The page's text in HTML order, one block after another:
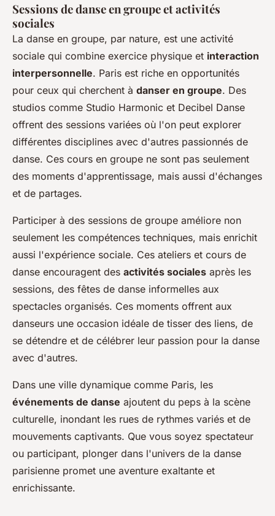
Sessions de danse en groupe et activités
sociales
La danse en groupe, par nature, est une activité
sociale qui combine exercice physique et interaction
interpersonnelle. Paris est riche en opportunités
pour ceux qui cherchent à danser en groupe. Des
studios comme Studio Harmonic et Decibel Danse
offrent des sessions variées où l'on peut explorer
différentes disciplines avec d'autres passionnés de
danse. Ces cours en groupe ne sont pas seulement
des moments d'apprentissage, mais aussi d'échanges
et de partages.
Participer à des sessions de groupe améliore non
seulement les compétences techniques, mais enrichit
aussi l'expérience sociale. Ces ateliers et cours de
danse encouragent des activités sociales après les
sessions, des fêtes de danse informelles aux
spectacles organisés. Ces moments offrent aux
danseurs une occasion idéale de tisser des liens, de
se détendre et de célébrer leur passion pour la danse
avec d'autres.
Dans une ville dynamique comme Paris, les
événements de danse ajoutent du peps à la scène
culturelle, inondant les rues de rythmes variés et de
mouvements captivants. Que vous soyez spectateur
ou participant, plonger dans l'univers de la danse
parisienne promet une aventure exaltante et
enrichissante.